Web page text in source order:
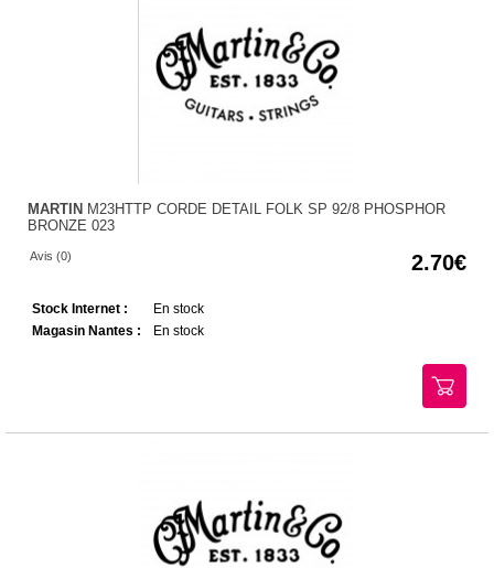
MARTIN M23HTTP CORDE DETAIL FOLK SP 92/8 PHOSPHOR
BRONZE 023
Avis (0) 2.70
Stock Internet :
En stock
Magasin Nantes :
En stock